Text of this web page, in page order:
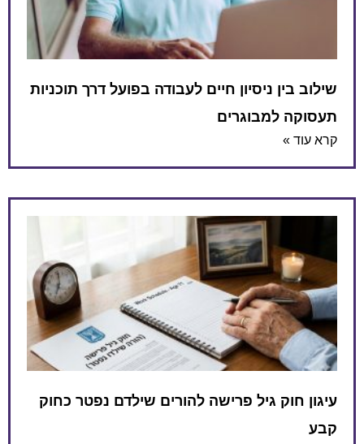
שילוב בין ניסיון חיים לעבודה בפועל דרך תוכניות
תעסוקה למבוגרים
קרא עוד »
עיגון חוק גיל פרישה להורים שילדם נפטר כחוק
קבע